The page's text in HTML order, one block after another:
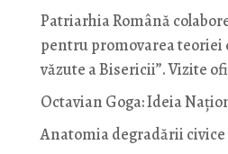
Patriarhia Română
pentru promovarea teoriei
văzute a Bisericii”. Vizite
Octavian Goga: Ideia
Anatomia degradării civice